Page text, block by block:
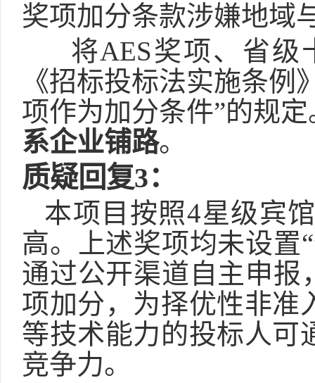
奖项加分条款涉嫌地域
将AES奖项、省级
《招标投标法实施条例
项作为加分条件”的规
系企业铺路。
质疑回复3：
本项目按照4星级宾
高。
上述奖项均未设置
通过公开渠道自主申报
项加分，为择优性非准
等技术能力的投标人可
竞争力。